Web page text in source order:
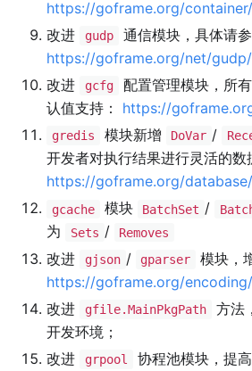
https://goframe.org/
改进
gudp
通信模块，具体请
https://goframe.org/net/
改进
gcfg 配置管理模块，所有
认值支持： https://
gredis 模块新增 DoVar /
开发者对执行结果进行灵活的数
https://goframe.org/
gcache 模块 BatchSet /
为
Sets / Removes
改进 gjson / gparser
模块，
https://goframe.org/
改进
gfile.MainPkgPath
方法
开发环境；
改进
grpool
协程池模块，提